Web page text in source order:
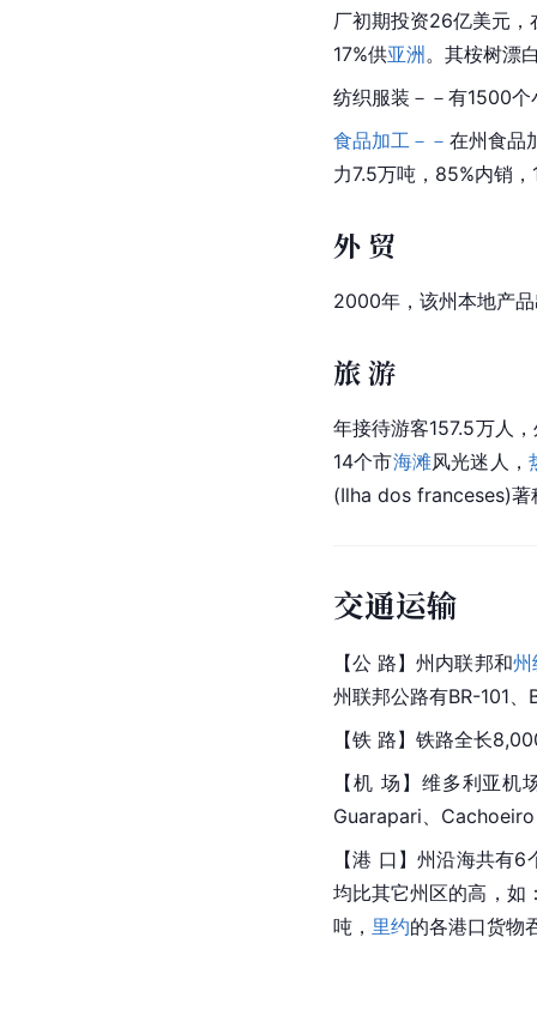
厂初期投资26亿美元，
17%供亚洲。其桉树漂
纺织服装－－有1500
食品加工－－ 在州食品
力7.5万吨，85%内销
外 贸
2000年，该州本地产
旅 游
年接待游客157.5万人
14个市海滩风光迷人，
(Ilha dos franceses)著
交通运输
【公 路】州内联邦和州
州联邦公路有BR-101
【铁 路】铁路全长
【机 场】维多利亚
Guarapari、
【港 口】州沿海共有
均比其它州区的高，如
吨， 里约的各港口货物